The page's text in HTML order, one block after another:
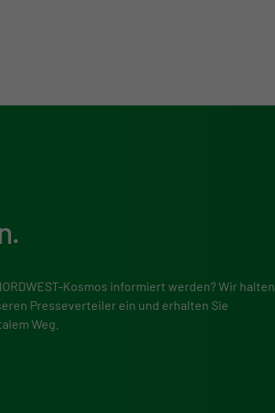
Kosmos informiert werden? Wir halten
Presse­verteiler ein und erhalten Sie
Weg.